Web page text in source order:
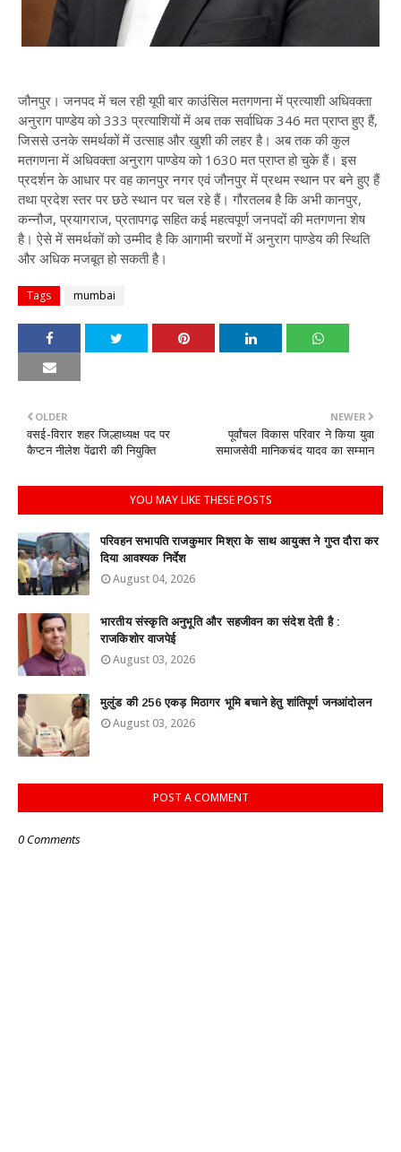
जौनपुर। जनपद में चल रही यूपी बार काउंसिल मतगणना में प्रत्याशी अधिवक्ता
अनुराग पाण्डेय को 333 प्रत्याशियों में अब तक सर्वाधिक 346 मत प्राप्त हुए हैं,
जिससे उनके समर्थकों में उत्साह और खुशी की लहर है। अब तक की कुल
मतगणना में अधिवक्ता अनुराग पाण्डेय को 1630 मत प्राप्त हो चुके हैं। इस
प्रदर्शन के आधार पर वह कानपुर नगर एवं जौनपुर में प्रथम स्थान पर बने हुए हैं
तथा प्रदेश स्तर पर छठे स्थान पर चल रहे हैं। गौरतलब है कि अभी कानपुर,
कन्नौज, प्रयागराज, प्रतापगढ़ सहित कई महत्वपूर्ण जनपदों की मतगणना शेष
है। ऐसे में समर्थकों को उम्मीद है कि आगामी चरणों में अनुराग पाण्डेय की स्थिति
और अधिक मजबूत हो सकती है।
Tags mumbai
NEWER
पूर्वांचल विकास परिवार ने किया युवा
समाजसेवी मानिकचंद यादव का सम्मान
OLDER
वसई-विरार शहर जिल्हाध्यक्ष पद पर
कैप्टन नीलेश पेंढारी की नियुक्ति
YOU MAY LIKE THESE POSTS
परिवहन सभापति राजकुमार मिश्रा के साथ आयुक्त ने गुप्त दौरा कर
दिया आवश्यक निर्देश
August 04, 2026
भारतीय संस्कृति अनुभूति और सहजीवन का संदेश देती है :
राजकिशोर वाजपेई
August 03, 2026
मुलुंड की 256 एकड़ मिठागर भूमि बचाने हेतु शांतिपूर्ण जनआंदोलन
August 03, 2026
POST A COMMENT
0 Comments